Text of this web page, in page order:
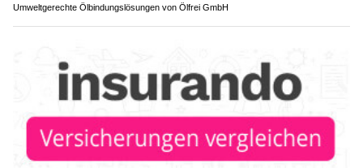
Umweltgerechte Ölbindungslösungen von Ölfrei GmbH